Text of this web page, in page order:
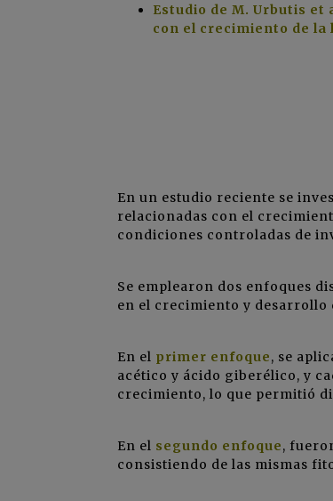
Estudio de M. Urbutis
con el crecimiento de
En un estudio reciente se
relacionadas con el
condiciones controladas de
Se emplearon dos enfoques
en el crecimiento y desarrollo
En el primer enfoque, se
acético y ácido giberélico, y
crecimiento, lo que permitió
En el segundo enfoque,
consistiendo de las mismas